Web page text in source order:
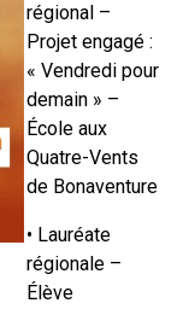
régional –
Projet engagé :
« Vendredi pour
demain » –
École aux
Quatre-Vents
de Bonaventure
• Lauréate
régionale –
Élève